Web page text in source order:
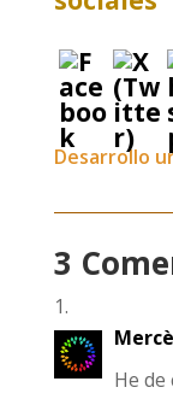
Desarrollo
3
Mercè
He